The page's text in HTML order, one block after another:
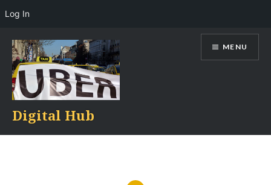
content
Digital Hub
MENU
Log In